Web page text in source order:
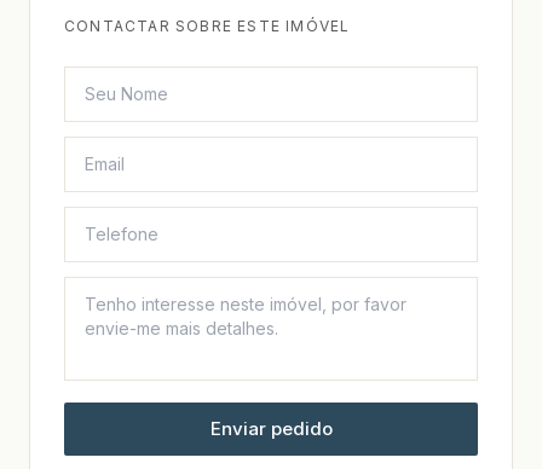
CONTACTAR SOBRE ESTE IMÓVEL
Enviar pedido